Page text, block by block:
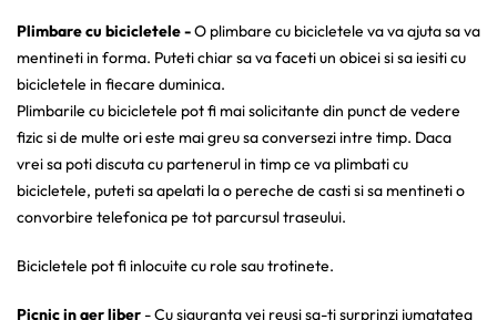
Plimbare cu bicicletele -O plimbare cu bicicletele va va ajuta sa va
mentineti in forma. Puteti chiar sa va faceti un obicei si sa iesiti cu
bicicletele in fiecare duminica.
Plimbarile cu bicicletele pot fi mai solicitante din punct de vedere
fizic si de multe ori este mai greu sa conversezi intre timp. Daca
vrei sa poti discuta cu partenerul in timp ce va plimbati cu
bicicletele, puteti sa apelati la o pereche de casti si sa mentineti o
convorbire telefonica pe tot parcursul traseului.
Bicicletele pot fi inlocuite cu role sau trotinete.
- Cu siguranta vei reusi sa-ti surprinzi jumatatea